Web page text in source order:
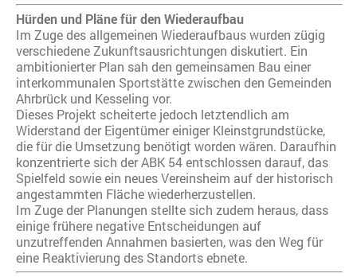
Hürden und Pläne für den Wiederaufbau
Im Zuge des allgemeinen Wiederaufbaus wurden zügig
verschiedene Zukunftsausrichtungen diskutiert. Ein
ambitionierter Plan sah den gemeinsamen Bau einer
interkommunalen Sportstätte zwischen den Gemeinden
Ahrbrück und Kesseling vor.
Dieses Projekt scheiterte jedoch letztendlich am
Widerstand der Eigentümer einiger Kleinstgrundstücke,
die für die Umsetzung benötigt worden wären. Daraufhin
konzentrierte sich der ABK 54 entschlossen darauf, das
Spielfeld sowie ein neues Vereinsheim auf der historisch
angestammten Fläche wiederherzustellen.
Im Zuge der Planungen stellte sich zudem heraus, dass
einige frühere negative Entscheidungen auf
unzutreffenden Annahmen basierten, was den Weg für
eine Reaktivierung des Standorts ebnete.